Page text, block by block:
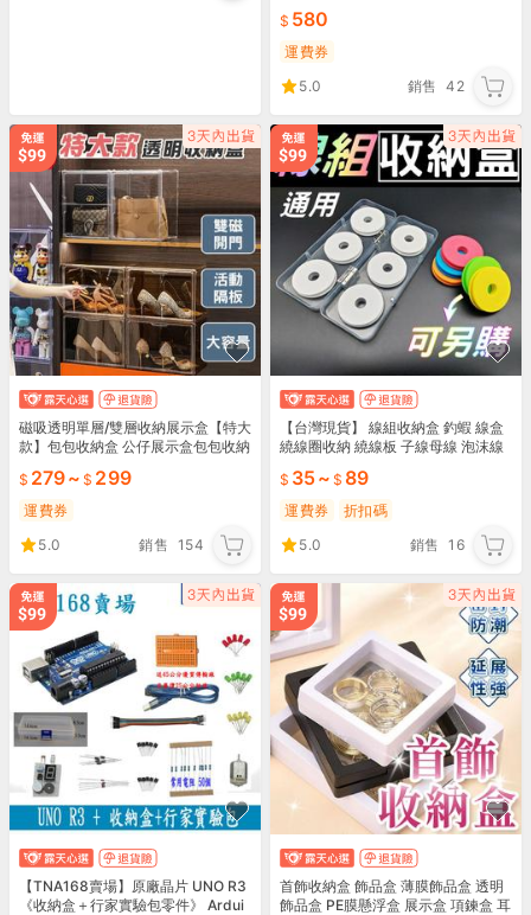
槍架580
運費券
5.0
銷售 42
磁吸透明單層/雙層收納展示盒【特大
款】包包收納盒 公仔展示盒包包收納
T 279~ 299
運費券
5.0
銷售 154
【台灣現貨】 線組收納盒 釣蝦 線盒
繞線圈收納 繞線板 子線母線 泡沫線
皮釣具
35~ 89
運費券
折扣碼
5.0
銷售 16
【TNA168賣場】原廠晶片 UNO R3
《收納盒＋行家實驗包零件》 Ardui
首飾收納盒 飾品盒 薄膜飾品盒 透明
飾品盒 PE膜懸浮盒 展示盒 項鍊盒 耳